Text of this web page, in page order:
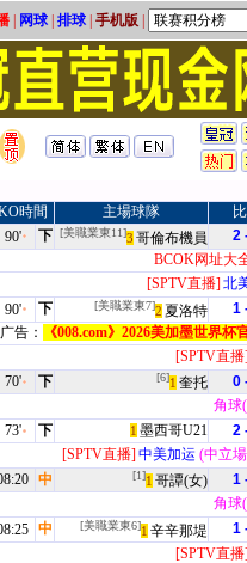
网球 排球 手机版
時間 主場球隊
90' 下 [美職業東11]3 哥倫布機員
2
BCOK网址大
[SPTV直播] 北
90' 下 [美職業東7]2 夏洛特
1
广告：
《008.com》2026美加墨世界
[SPTV直
70' 下 [6]1 奎托
0
角球
73' 下 1 墨西哥U21
2
[SPTV直播] 中美加运 (中立
中 [1]1 哥譚(女)
1
角球
中 [美職業東6]1 辛辛那堤
1
[SPTV直